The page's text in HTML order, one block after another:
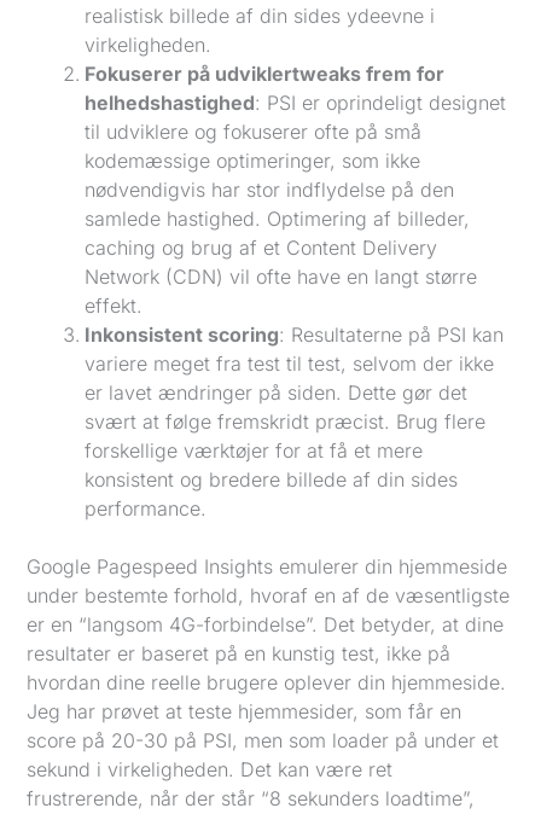
realistisk billede af din sides ydeevne i
virkeligheden.
Fokuserer på udviklertweaks frem for
helhedshastighed: PSI er oprindeligt designet
til udviklere og fokuserer ofte på små
kodemæssige optimeringer, som ikke
nødvendigvis har stor indflydelse på den
samlede hastighed. Optimering af billeder,
caching og brug af et Content Delivery
Network (CDN) vil ofte have en langt større
effekt.
Inkonsistent scoring: Resultaterne på PSI kan
variere meget fra test til test, selvom der ikke
er lavet ændringer på siden. Dette gør det
svært at følge fremskridt præcist. Brug flere
forskellige værktøjer for at få et mere
konsistent og bredere billede af din sides
performance.
Google Pagespeed Insights emulerer din hjemmeside
under bestemte forhold, hvoraf en af de væsentligste
er en “langsom 4G-forbindelse”. Det betyder, at dine
resultater er baseret på en kunstig test, ikke på
hvordan dine reelle brugere oplever din hjemmeside.
Jeg har prøvet at teste hjemmesider, som får en
score på 20-30 på PSI, men som loader på under et
sekund i virkeligheden. Det kan være ret
frustrerende, når der står “8 sekunders loadtime”,